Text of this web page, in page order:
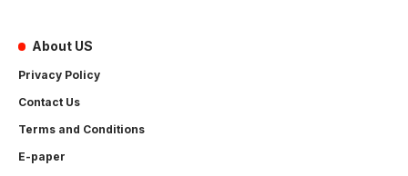
About US
Privacy Policy
Contact Us
Terms and Conditions
E-paper